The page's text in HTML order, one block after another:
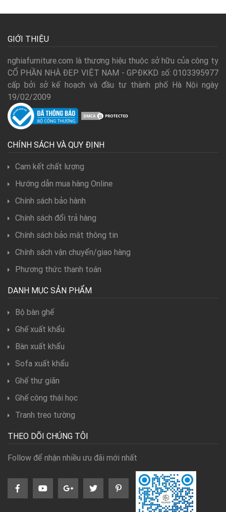
GIỚI THIỆU
nghiafurniture.com là thương hiệu thuộc sở hữu của công ty
CỔ PHẦN NHÀ ĐẸP VIỆT NAM - GPĐKKD số: 0103395977
cấp bởi sở kế hoạch và đầu tư thành phố Hà Nội ngày
19/02/2009
CHÍNH SÁCH VÀ QUY ĐỊNH
Cam kết chất lượng
Hướng dẫn mua hàng Online
Chính sách bảo hành
Chính sách đổi trả hàng
Chính sách bảo mật thông tin
Chính sách vận chuyển/giao hàng
Phương thức thanh toán
DANH MỤC SẢN PHẨM
Bộ bàn ghế
Ghế xuất khẩu
Bàn xuất khẩu
Sofa xuất khẩu
Ghế thư giãn
Ghế công thái học
Tranh treo tường
THEO DÕI CHÚNG TÔI
Follow để nhận nhiều ưu đãi mới nhất